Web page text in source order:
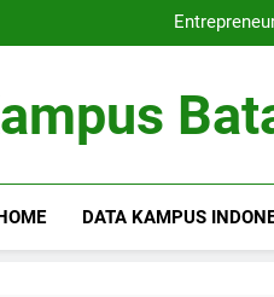
Kampus
Kampus
DATA KAMPUS